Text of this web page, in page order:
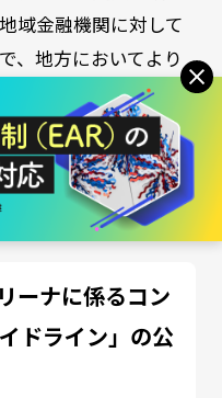
域金融機関に対して
、地方においてより
待して、PFI推進機構
たものである注
ーナに係るコン
ドライン」の公